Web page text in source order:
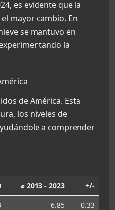
es evidente que la
mayor cambio. En
se mantuvo en
la
de América. Esta
los niveles de
a comprender
⌀ 2013 - 2023 +/-
6.85
0.33